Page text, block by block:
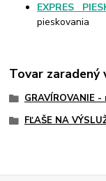
EXPRES
pieskovania
Tovar zaradený
GRAVÍROVANIE
FĽAŠE NA